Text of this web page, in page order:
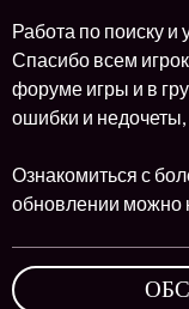
Работа по поиску
Спасибо всем
форуме игры и в
ошибки и недочеты,
Ознакомиться с
обновлении